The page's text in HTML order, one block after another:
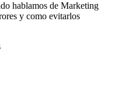
hablamos de Marketing
y como evitarlos